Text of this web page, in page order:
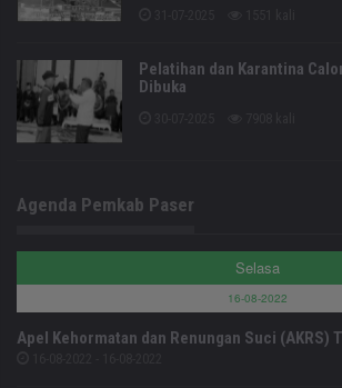
Pelatihan dan Karantina
Dibuka
Agenda Pemkab Paser
Selasa
16-08-2022
Apel Kehormatan dan Renungan Suci (AKRS)